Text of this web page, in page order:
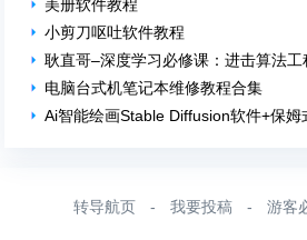
美册软件教程
小剪刀呕吐软件教程
耿直哥–深度学习必修课：进击算法
电脑台式机笔记本维修教程合集
Ai智能绘画Stable Diffusion软件+保姆
转导航页 - 我要投稿 - 游客